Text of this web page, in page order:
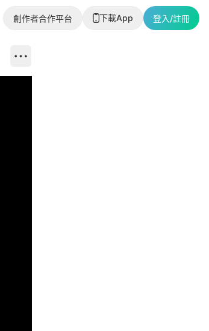
創作者合作平台 下載App 登入/註冊